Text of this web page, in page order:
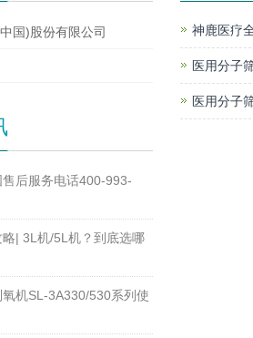
神鹿医疗
医用分子
医用分子
国)股份有限公司
后服务电话400-993-
| 3L机/5L机？到底选哪
氧机SL-3A330/530系列使